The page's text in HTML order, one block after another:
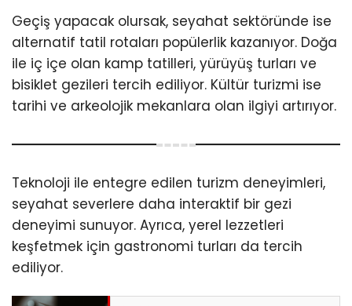
Geçiş yapacak olursak, seyahat sektöründe ise
alternatif tatil rotaları popülerlik kazanıyor. Doğa
ile iç içe olan kamp tatilleri, yürüyüş turları ve
bisiklet gezileri tercih ediliyor. Kültür turizmi ise
tarihi ve arkeolojik mekanlara olan ilgiyi artırıyor.
Teknoloji ile entegre edilen turizm deneyimleri,
seyahat severlere daha interaktif bir gezi
deneyimi sunuyor. Ayrıca, yerel lezzetleri
keşfetmek için gastronomi turları da tercih
ediliyor.